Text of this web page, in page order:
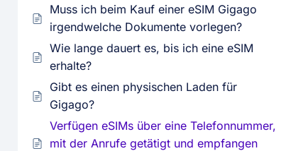
Muss ich beim Kauf einer eSIM Gigago
irgendwelche Dokumente vorlegen?
Wie lange dauert es, bis ich eine eSIM
erhalte?
Gibt es einen physischen Laden für
Gigago?
Verfügen eSIMs über eine Telefonnummer,
mit der Anrufe getätigt und empfangen